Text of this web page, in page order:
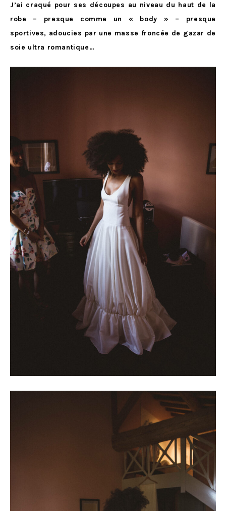
J’ai craqué pour ses découpes au niveau du haut de la
robe – presque comme un « body » – presque
sportives, adoucies par une masse froncée de gazar de
soie ultra romantique…